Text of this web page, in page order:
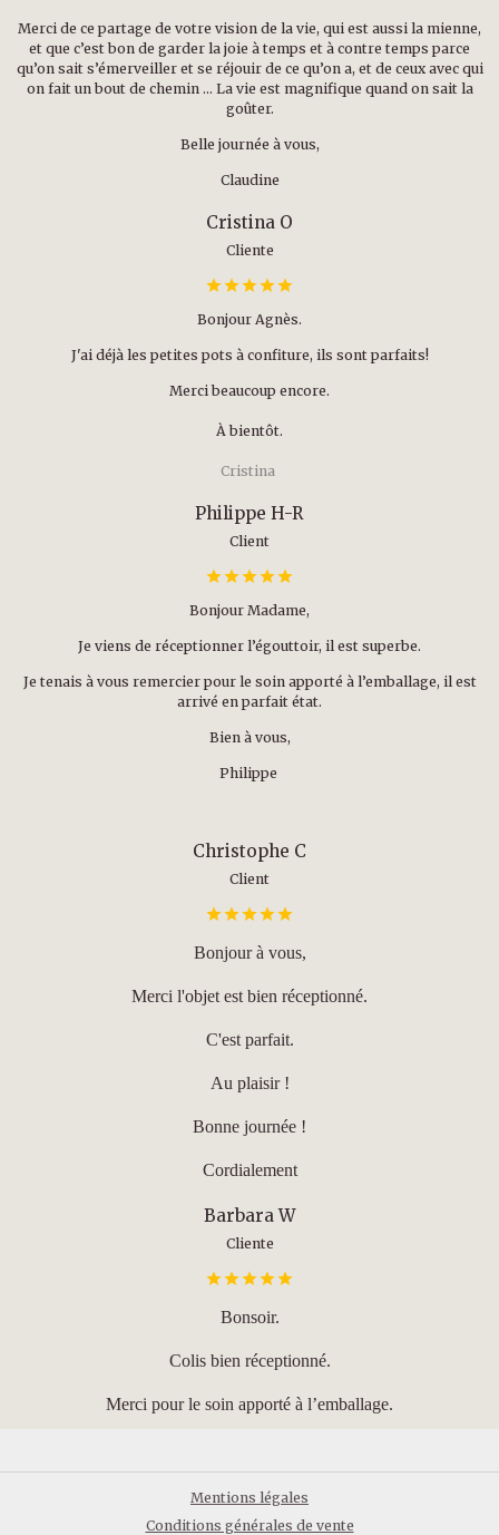
Merci de ce partage de votre vision de la vie, qui est aussi la mienne,
et que c’est bon de garder la joie à temps et à contre temps parce
qu’on sait s’émerveiller et se réjouir de ce qu’on a, et de ceux avec qui
on fait un bout de chemin … La vie est magnifique quand on sait la
goûter.
Belle journée à vous,
Claudine
Cristina O
Cliente
Bonjour Agnès.
J'ai déjà les petites pots à confiture, ils sont parfaits!
Merci beaucoup encore.
À bientôt.
Cristina
Philippe H-R
Client
Bonjour Madame,
Je viens de réceptionner l’égouttoir, il est superbe.
Je tenais à vous remercier pour le soin apporté à l’emballage, il est
arrivé en parfait état.
Bien à vous,
Philippe
Christophe C
Client
Bonjour à vous,
Merci l'objet est bien réceptionné.
C'est parfait.
Au plaisir !
Bonne journée !
Cordialement
Barbara W
Cliente
Bonsoir.
Colis bien réceptionné.
Merci pour le soin apporté à l’emballage.
Mentions légales
Conditions générales de vente